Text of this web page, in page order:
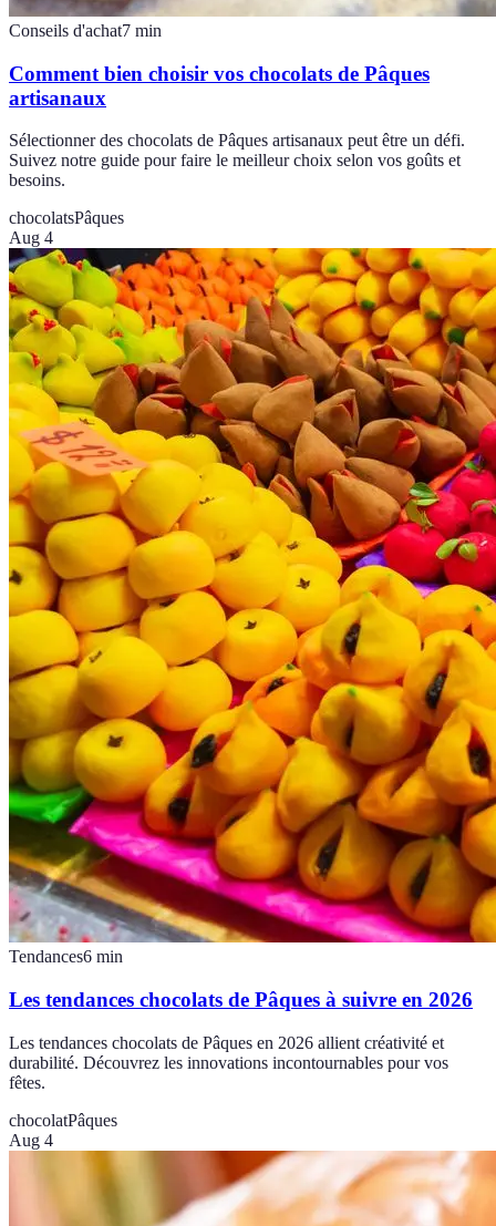
Conseils d'achat7 min
Comment bien choisir vos chocolats de Pâques
artisanaux
Sélectionner des chocolats de Pâques artisanaux peut être un défi.
Suivez notre guide pour faire le meilleur choix selon vos goûts et
besoins.
chocolatsPâques
Aug 4
Tendances6 min
Les tendances chocolats de Pâques à suivre en 2026
Les tendances chocolats de Pâques en 2026 allient créativité et
durabilité. Découvrez les innovations incontournables pour vos
fêtes.
chocolatPâques
Aug 4